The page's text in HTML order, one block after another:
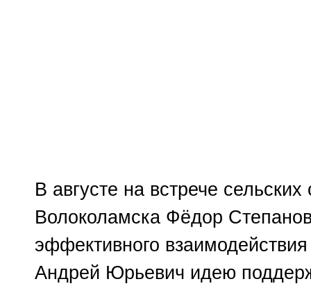
В августе на встрече
Волоколамска Фёдор
эффективного
Андрей Юрьевич идею